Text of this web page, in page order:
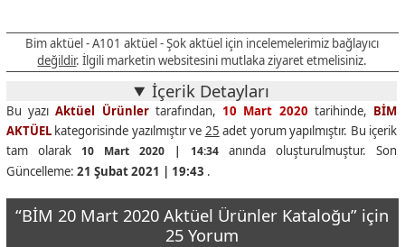
Bim aktüel - A101 aktüel - Şok aktüel için incelemelerimiz bağlayıcı
değildir. İlgili marketin websitesini mutlaka ziyaret etmelisiniz.
İçerik Detayları
Bu yazıAktüel Ürünlertarafından, 10 Mart 2020 tarihinde, BİM
AKTÜELkategorisinde yazılmıştır ve 25 adet yorum yapılmıştır. Bu içerik
tam olarak 10 Mart 2020 | 14:34anında oluşturulmuştur. Son
Güncelleme: 21 Şubat 2021 | 19:43 .
“BİM 20 Mart 2020 Aktüel Ürünler Kataloğu” için
25 Yorum